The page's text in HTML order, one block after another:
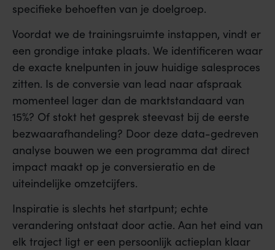
specifieke behoeften van je doelgroep.
Voordat we de trainingsruimte instappen, vindt er
een grondige intake plaats. We identificeren waar
de exacte knelpunten in jouw huidige salesproces
zitten. Is de conversie van lead naar afspraak
momenteel lager dan de marktstandaard van
15%? Of stokt het gesprek steevast bij de eerste
bezwaarafhandeling? Door deze data-gedreven
analyse bouwen we een programma dat direct
impact maakt op je conversieratio en de
uiteindelijke omzetcijfers.
Inspiratie is slechts het startpunt; echte
verandering ontstaat door actie. Aan het eind van
elk traject ligt er een persoonlijk actieplan klaar